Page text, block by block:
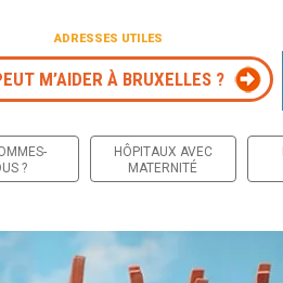
ADRESSES UTILES
M’AIDER À BRUXELLES ?
?
HÔPITAUX AVEC
MATERNITÉ